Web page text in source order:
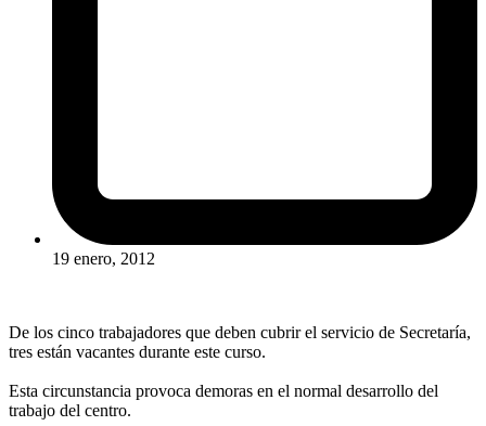
19 enero, 2012
De los cinco trabajadores que deben cubrir el servicio de Secretaría,
tres están vacantes durante este curso.
Esta circunstancia provoca demoras en el normal desarrollo del
trabajo del centro.